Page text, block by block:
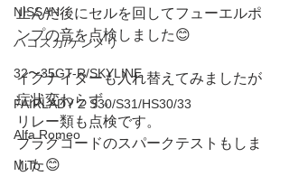
NISSAN
ハコスカ/ケンメリ
32〜35GT-R/SKYLINE
FAIRLADY Z S30/S31/HS30/33
Alfa Romeo
MiTo
止んだ後にセルを回してフューエルポ
ンプの音を点検しました😊
イグナイターも入れ替えてみましたが
症状変わらず。
リレー類も点検です。
プラグコードのスパークテストもしま
した😊